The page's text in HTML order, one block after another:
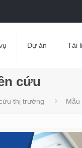
Dự án Tài
cứu
thị trường Mẫu